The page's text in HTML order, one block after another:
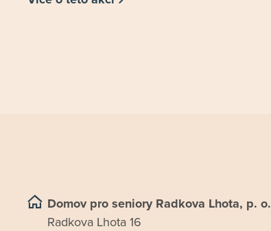
Domov pro seniory Radkova Lhota, p. o.
Radkova Lhota 16